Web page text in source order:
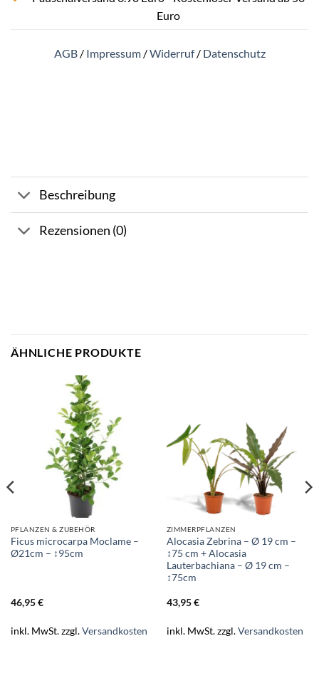
Euro
AGB/ Impressum/Widerruf/ Datenschutz
Beschreibung
Rezensionen (0)
ÄHNLICHE PRODUKTE
PFLANZEN & ZUBEHÖR
Ficus microcarpa Moclame –
Ø21cm – ↕95cm
46,95€
inkl. MwSt.zzgl.Versandkosten
ZIMMERPFLANZEN
Alocasia Zebrina – Ø 19 cm –
↕75 cm + Alocasia
Lauterbachiana – Ø 19 cm –
↕75cm
43,95€
inkl. MwSt.zzgl.Versandkosten